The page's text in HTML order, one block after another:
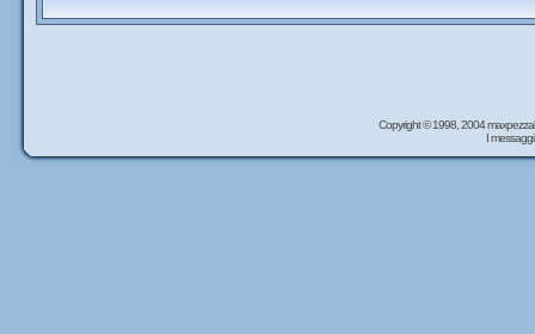
Copyright © 1998, 2004
I